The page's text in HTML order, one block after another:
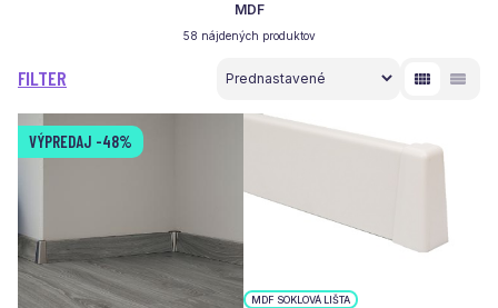
MDF
58 nájdených produktov
FILTER
VÝPREDAJ -48%
MDF SOKLOVÁ LIŠTA